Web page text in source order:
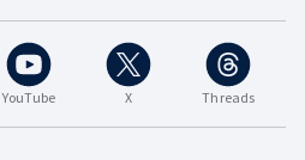
YouTube X Threads